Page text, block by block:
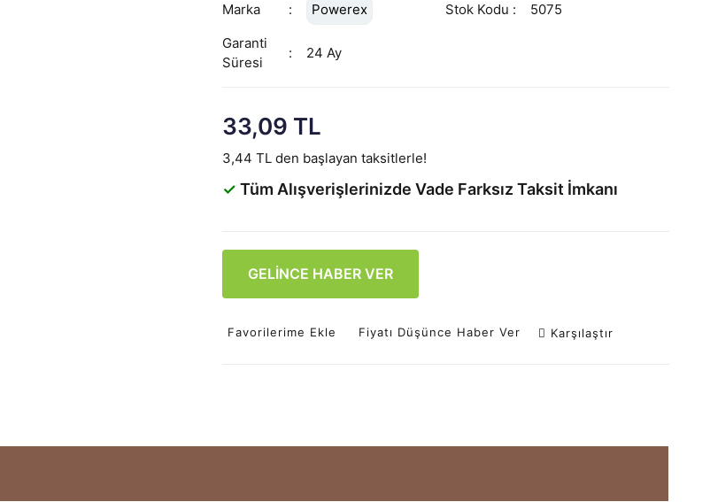
Marka Powerex Stok Kodu
5075
Garanti
Süresi
24 Ay
33,09 TL
3,44 TL den başlayan taksitlerle!
✓ Tüm Alışverişlerinizde Vade Farksız Taksit İmkanı
GELİNCE HABER VER
Favorilerime Ekle Fiyatı Düşünce Haber Ver Karşılaştır